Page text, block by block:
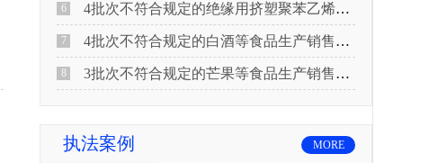
6 4批次不符合规定的绝缘用挤塑聚苯乙烯泡沫板（XPS）等产品生产销售企业被广元市市场监督管理局通报！
7 4批次不符合规定的白酒等食品生产销售企业被重庆市市场监督管理局通告！
8 3批次不符合规定的芒果等食品生产销售企业被长治市屯留区市场监督管理局公告！
执法案例 MORE